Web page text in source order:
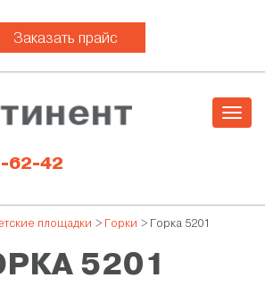
Заказать прайс
62-42
площадки > Горки > Горка 5201
5201